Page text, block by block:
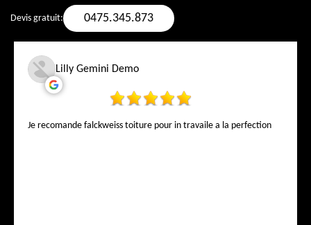
Devis gratuit: 0475.345.873
Lilly Gemini Demo
Je recomande falckweiss toiture pour in travaile a la perfection